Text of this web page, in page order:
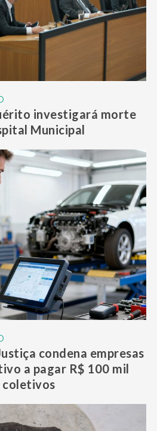
investigará morte
Municipal
condena empresas
a pagar R$ 100 mil
coletivos